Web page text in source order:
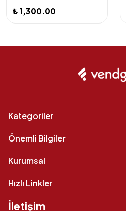
₺ 1,300.00
Kategoriler
Önemli Bilgiler
Kurumsal
Hızlı Linkler
İletişim